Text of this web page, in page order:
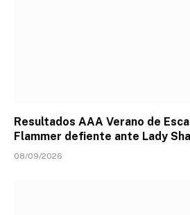
Resultados AAA Verano de
Flammer defiente ante Lady
08/09/2026